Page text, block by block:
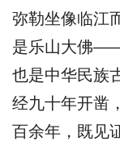
弥勒坐像临江
是乐山大佛——
也是中华民族
经九十年开凿
百余年，既见